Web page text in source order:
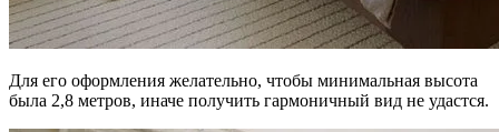
Для его оформления желательно, чтобы минимальная высота
была 2,8 метров, иначе получить гармоничный вид не удастся.